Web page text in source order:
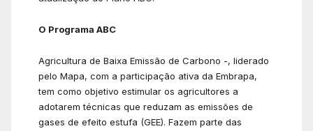
O Programa ABC
Agricultura de Baixa Emissão de Carbono -, liderado
pelo Mapa, com a participação ativa da Embrapa,
tem como objetivo estimular os agricultores a
adotarem técnicas que reduzam as emissões de
gases de efeito estufa (GEE). Fazem parte das